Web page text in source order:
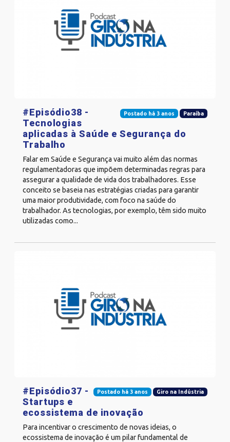
Postado há 3 anos Paraíba
#Episódio38 -
Tecnologias
aplicadas à Saúde e Segurança do
Trabalho
Falar em Saúde e Segurança vai muito além das normas
regulamentadoras que impõem determinadas regras para
assegurar a qualidade de vida dos trabalhadores. Esse
conceito se baseia nas estratégias criadas para garantir
uma maior produtividade, com foco na saúde do
trabalhador. As tecnologias, por exemplo, têm sido muito
utilizadas como...
Postado há 3 anos Giro na Indústria
#Episódio37 -
Startups e
ecossistema de inovação
Para incentivar o crescimento de novas ideias, o
ecossistema de inovação é um pilar fundamental de